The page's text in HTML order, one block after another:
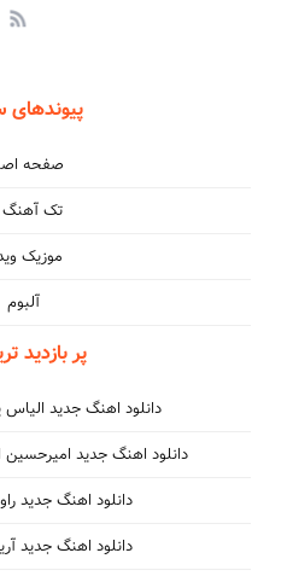
پیوندهای
صفحه
تک آهنگ
موزیک
آلبوم
پر بازدید
دانلود اهنگ جدید
دانلود اهنگ جدید
دانلود اهنگ جدید
دانلود اهنگ جدید